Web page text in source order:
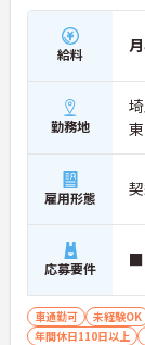
給料
勤務地
雇用形態
応募要件 ■
車通勤可 未経験OK
年間休日110日以上